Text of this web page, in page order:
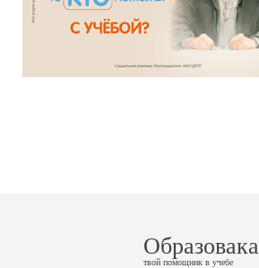
Образовака
твой помощник в учебе